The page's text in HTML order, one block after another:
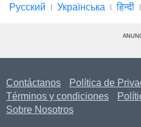
Русский
Українська हिन्दी
Contáctanos
Política de
Términos y condiciones
Sobre Nosotros